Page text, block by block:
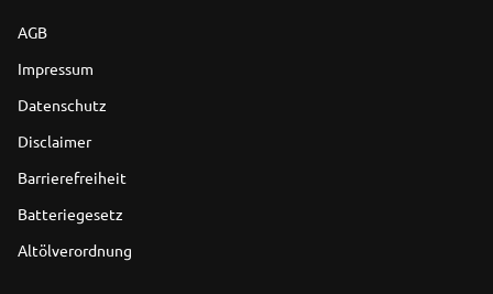
AGB
Impressum
Datenschutz
Disclaimer
Barrierefreiheit
Batteriegesetz
Altölverordnung